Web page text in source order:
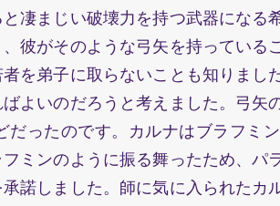
凄まじい破壊力を持つ武器になる
彼がそのような弓矢を持っている
を弟子に取らないことも知りまし
よいのだろうと考えました。弓矢
ったのです。カルナはブラフミ
ミンのように振る舞ったため、パ
諾しました。師に気に入られたカ